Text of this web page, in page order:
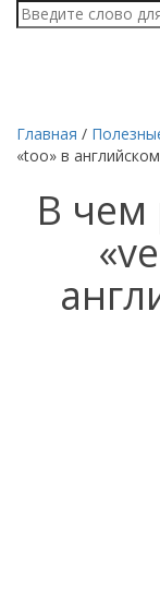
Главная /
«too» в
В чем